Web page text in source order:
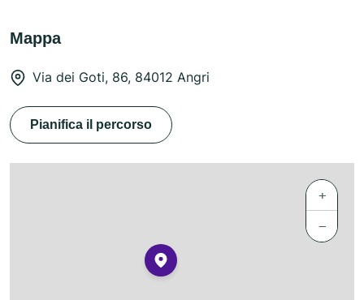
Mappa
Via dei Goti, 86, 84012 Angri
Pianifica il percorso
+
−